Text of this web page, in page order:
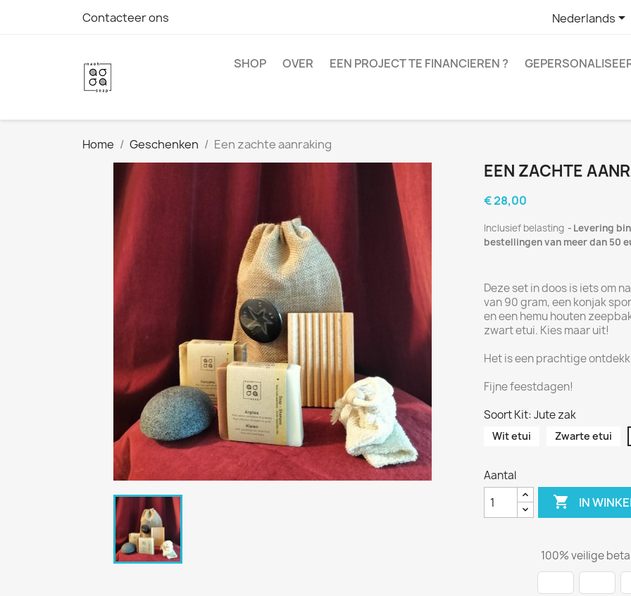
Contacteer ons Nederlands
SHOP OVER EEN PROJECT TE FINANCIEREN ?
Home Geschenken Een zachte aanraking
EEN ZACHTE
€ 28,00
Inclusief belasting
Levering
bestellingen van meer dan 50
Deze set in doos is iets om
van 90 gram, een konjak
en een hemu houten
zwart etui. Kies maar uit!
Het is een prachtige
Fijne feestdagen!
Soort Kit: Jute zak
Wit etui Zwarte etui
Aantal
 IN
100% veilige